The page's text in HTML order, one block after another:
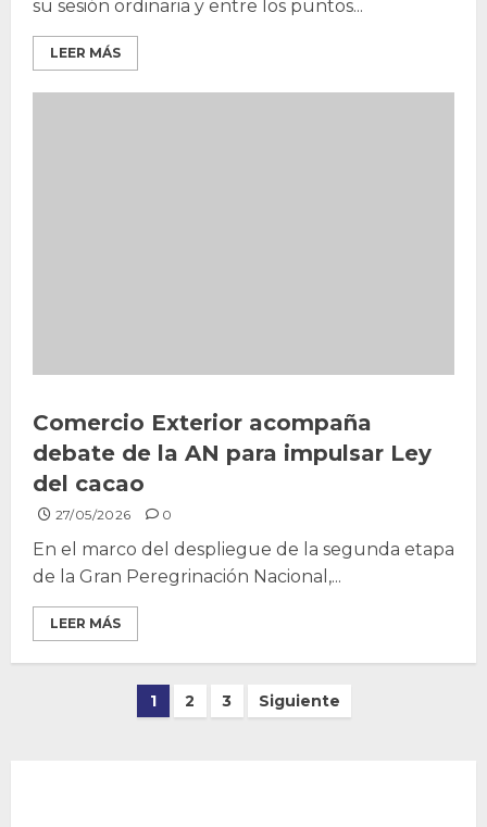
su sesión ordinaria y entre los puntos...
LEER MÁS
Comercio Exterior acompaña
debate de la AN para impulsar Ley
del cacao
27/05/2026 0
En el marco del despliegue de la segunda etapa
de la Gran Peregrinación Nacional,...
LEER MÁS
Paginación
1 2 3 Siguiente